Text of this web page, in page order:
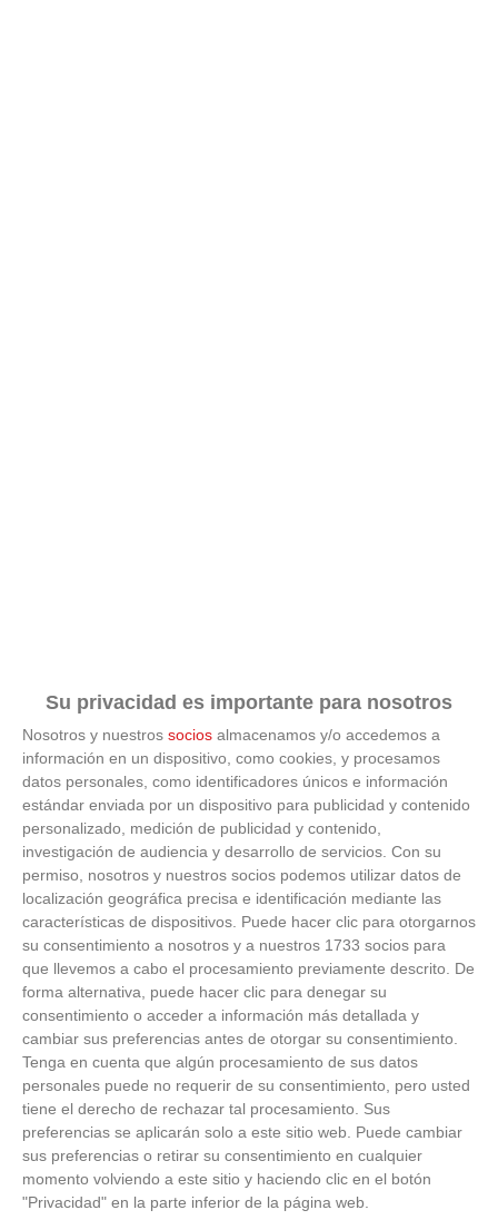
Su privacidad es importante para nosotros
Nosotros y nuestros socios almacenamos y/o accedemos a
información en un dispositivo, como cookies, y procesamos
datos personales, como identificadores únicos e información
estándar enviada por un dispositivo para publicidad y contenido
personalizado, medición de publicidad y contenido,
investigación de audiencia y desarrollo de servicios. Con su
permiso, nosotros y nuestros socios podemos utilizar datos de
localización geográfica precisa e identificación mediante las
características de dispositivos. Puede hacer clic para otorgarnos
su consentimiento a nosotros y a nuestros 1733 socios para
que llevemos a cabo el procesamiento previamente descrito. De
forma alternativa, puede hacer clic para denegar su
consentimiento o acceder a información más detallada y
cambiar sus preferencias antes de otorgar su consentimiento.
Tenga en cuenta que algún procesamiento de sus datos
personales puede no requerir de su consentimiento, pero usted
tiene el derecho de rechazar tal procesamiento. Sus
preferencias se aplicarán solo a este sitio web. Puede cambiar
sus preferencias o retirar su consentimiento en cualquier
momento volviendo a este sitio y haciendo clic en el botón
"Privacidad" en la parte inferior de la página web.
Corepunk MMORPG
Un verdadero MMORPG de la vieja escuela ¡Cómo los
de antes, pero mejor!